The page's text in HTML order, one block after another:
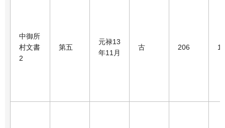
中御所
村文書
2
第五
元禄13
年11月
古 206 1